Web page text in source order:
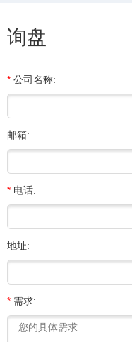
询盘
* 公司名称:
邮箱:
* 电话:
地址:
* 需求: